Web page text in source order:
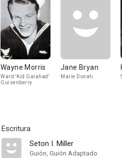
Wayne Morris
Ward 'Kid Galahad'
Guisenberry
Jane Bryan
Marie Donati
Escritura
Seton I. Miller
Guión, Guión Adaptado